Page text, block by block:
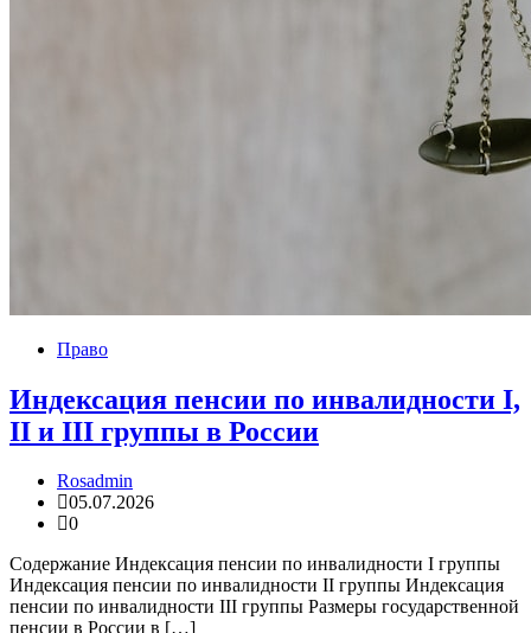
Право
Индексация пенсии по инвалидности I,
II и III группы в России
Rosadmin
05.07.2026
0
Содержание Индексация пенсии по инвалидности I группы
Индексация пенсии по инвалидности II группы Индексация
пенсии по инвалидности III группы Размеры государственной
пенсии в России в […]